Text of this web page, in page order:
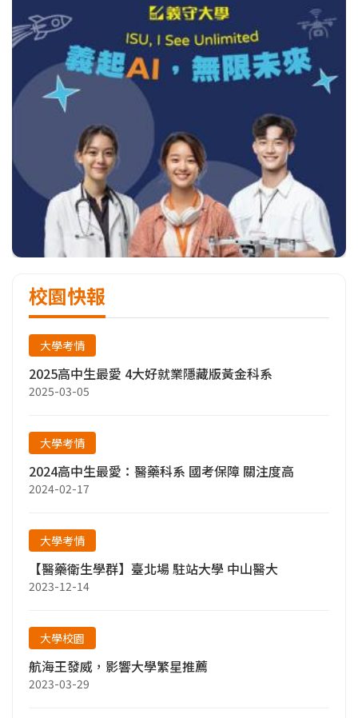
校園快報
大學考情
2025高中生最愛 4大好就業隱藏版黃金科系
2025-03-05
大學考情
2024高中生最愛：醫藥科系 國考保障 關注度高
2024-02-17
大學考情
【醫藥衛生學群】臺北場 駐站大學 中山醫大
2023-12-14
大學校園
航海王發威，影響大學繁星推薦
2023-03-29